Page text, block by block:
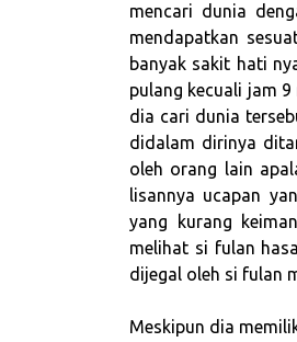
mencari dunia
mendapatkan
banyak sakit hati
pulang kecuali jam
dia cari dunia
didalam dirinya
oleh orang lain
lisannya ucapan
yang kurang
melihat si fulan
dijegal oleh si fulan
Meskipun dia